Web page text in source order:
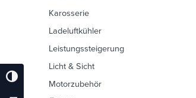
Umschalten Auf Hohe Kontraste
Karosserie
Ladeluftkühler
Leistungssteigerung
Licht & Sicht
Motorzubehör